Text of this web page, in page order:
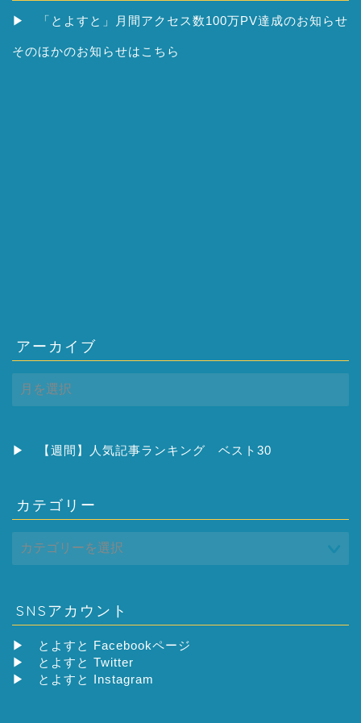
▶ 「とよすと」月間アクセス数100万PV達成のお知らせ
そのほかのお知らせはこちら
アーカイブ
ア
ー
ブ
▶ 【週間】人気記事ランキング ベスト30
カテゴリー
SNSアカウント
▶
とよすと Facebookページ
▶
とよすと Twitter
▶
とよすと Instagram